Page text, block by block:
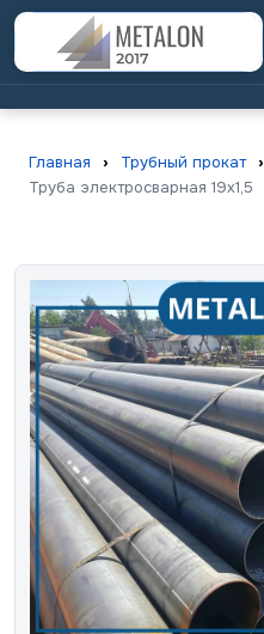
Главная › Трубный прокат ›
Труба электросварная 19х1,5